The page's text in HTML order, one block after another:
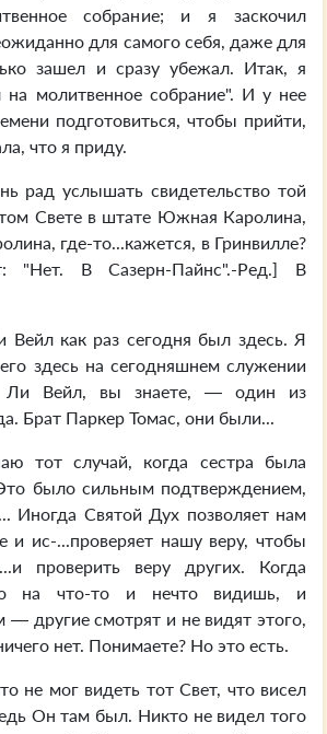
собрание; и я заскочил
для самого себя, даже для
зашел и сразу убежал. Итак, я
молитвенное собрание". И у нее
подготовиться, чтобы прийти,
что я приду.
рад услышать свидетельство той
Свете в штате Южная Каролина,
где-то...кажется, в Гринвилле?
"Нет. В Сазерн-Пайнс".-Ред.] В
Вейл как раз сегодня был здесь. Я
здесь на сегодняшнем служении
Ли Вейл, вы знаете, — один из
Брат Паркер Томас, они были...
тот случай, когда сестра была
было сильным подтверждением,
Иногда Святой Дух позволяет нам
и ис-...проверяет нашу веру, чтобы
проверить веру других. Когда
на что-то и нечто видишь, и
— другие смотрят и не видят этого,
нет. Понимаете? Но это есть.
не мог видеть тот Свет, что висел
Он там был. Никто не видел того